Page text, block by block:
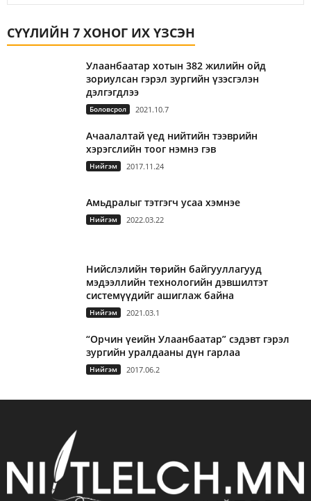
СҮҮЛИЙН 7 ХОНОГ ИХ ҮЗСЭН
Улаанбаатар хотын 382 жилийн ойд
зориулсан гэрэл зургийн үзэсгэлэн
дэлгэгдлээ
Боловсрол 2021.10.7
Ачаалалтай үед нийтийн тээврийн
хэрэгслийн тоог нэмнэ гэв
Нийгэм 2017.11.24
Амьдралыг тэтгэгч усаа хэмнэе
Нийгэм 2022.03.22
Нийслэлийн төрийн байгууллагууд
мэдээллийн технологийн дэвшилтэт
системүүдийг ашиглаж байна
Нийгэм 2021.03.1
“Орчин үеийн Улаанбаатар” сэдэвт гэрэл
зургийн уралдааны дүн гарлаа
Нийгэм 2017.06.2